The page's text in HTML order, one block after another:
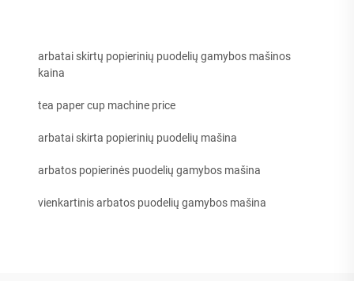
arbatai skirtų popierinių puodelių gamybos mašinos
kaina
tea paper cup machine price
arbatai skirta popierinių puodelių mašina
arbatos popierinės puodelių gamybos mašina
vienkartinis arbatos puodelių gamybos mašina